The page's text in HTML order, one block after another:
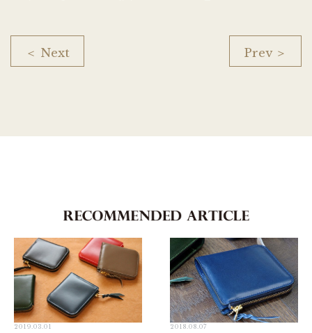
＜ Next Prev ＞
2019.03.01 2018.08.07